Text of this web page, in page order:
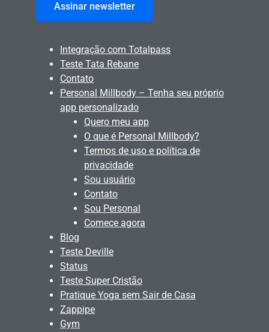
Assinar newsletter
Integração com Totalpass
Teste Tata Rebane
Contato
Personal Millbody – Tenha seu próprio
app personalizado
Quero meu app
O que é Personal Millbody?
Termos de uso e política de
privacidade
Sou usuário
Contato
Sou Personal
Comece agora
Blog
Teste Deville
Status
Teste Super Cristão
Pratique Yoga sem Sair de Casa
Zappipe
Gym